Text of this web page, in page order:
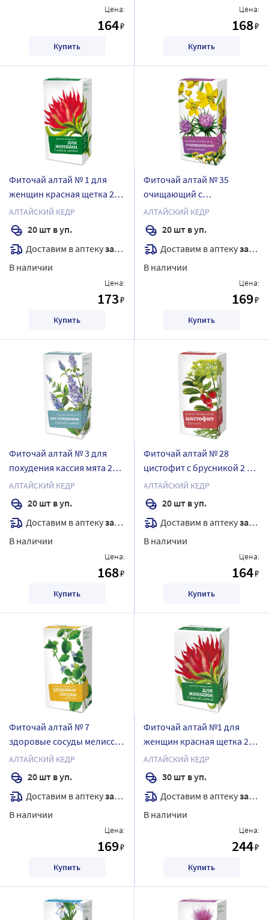
Цена:
164₽
Купить
Цена:
168₽
Купить
Фиточай алтай № 1 для
женщин красная щетка 2
гр 20 шт. ф/п
АЛТАЙСКИЙ КЕДР
20 шт в уп.
Доставим в аптекузавтра
В наличии
Цена:
173₽
Купить
Фиточай алтай № 35
очищающий с
расторопшей 2 гр 20 шт. ф/
п
АЛТАЙСКИЙ КЕДР
20 шт в уп.
Доставим в аптекузавтра
В наличии
Цена:
169₽
Купить
Фиточай алтай № 3 для
похудения кассия мята 20
шт. ф/п
АЛТАЙСКИЙ КЕДР
20 шт в уп.
Доставим в аптекузавтра
В наличии
Цена:
168₽
Купить
Фиточай алтай № 28
цистофит с брусникой 2 гр
20 шт. ф/п
АЛТАЙСКИЙ КЕДР
20 шт в уп.
Доставим в аптекузавтра
В наличии
Цена:
164₽
Купить
Фиточай алтай № 7
здоровые сосуды мелисса
2 гр 20 шт. ф/п
АЛТАЙСКИЙ КЕДР
20 шт в уп.
Доставим в аптекузавтра
В наличии
Цена:
169₽
Купить
Фиточай алтай №1 для
женщин красная щетка 2
гр 30 шт. фильтр-пакеты
АЛТАЙСКИЙ КЕДР
30 шт в уп.
Доставим в аптекузавтра
В наличии
Цена:
244₽
Купить